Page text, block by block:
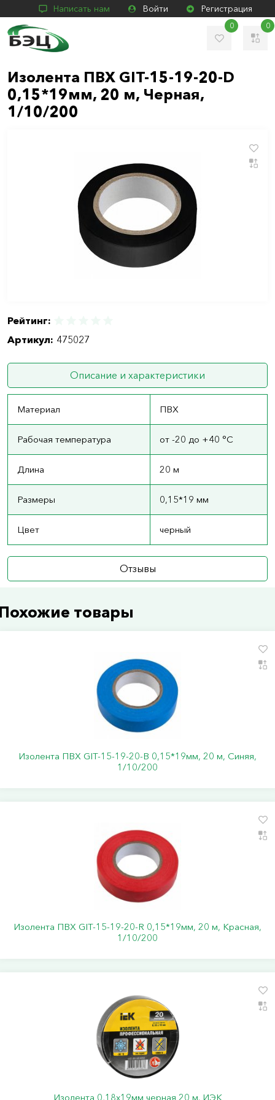
Написать нам Войти Регистрация
0 0
Изолента ПВХ GIT-15-19-20-D
0,15*19мм, 20 м, Черная,
1/10/200
Рейтинг:
Артикул: 475027
Описание и характеристики
Материал ПВХ
Рабочая температура от -20 до +40 °С
Длина 20 м
Размеры 0,15*19 мм
Цвет черный
Отзывы
товары
Изолента ПВХ GIT-15-19-20-B 0,15*19мм, 20 м, Синяя,
1/10/200
Изолента ПВХ GIT-15-19-20-R 0,15*19мм, 20 м, Красная,
1/10/200
Изолента 0,18х19мм черная 20 м. ИЭК